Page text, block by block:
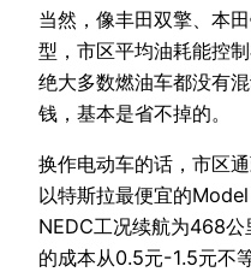
当然，像丰田双擎、本
型，市区平均油耗能控
绝大多数燃油车都没有
钱，基本是省不掉的。
换作电动车的话，市区
以特斯拉最便宜的
NEDC工况续航为468
的成本从0.5元-1.5元不